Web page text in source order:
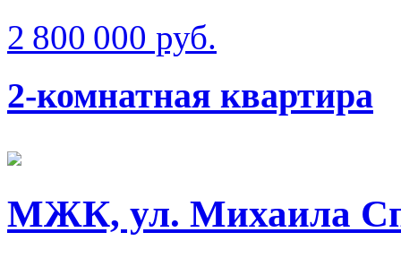
2 800 000 руб.
2-комнатная квартира
МЖК, ул. Михаила